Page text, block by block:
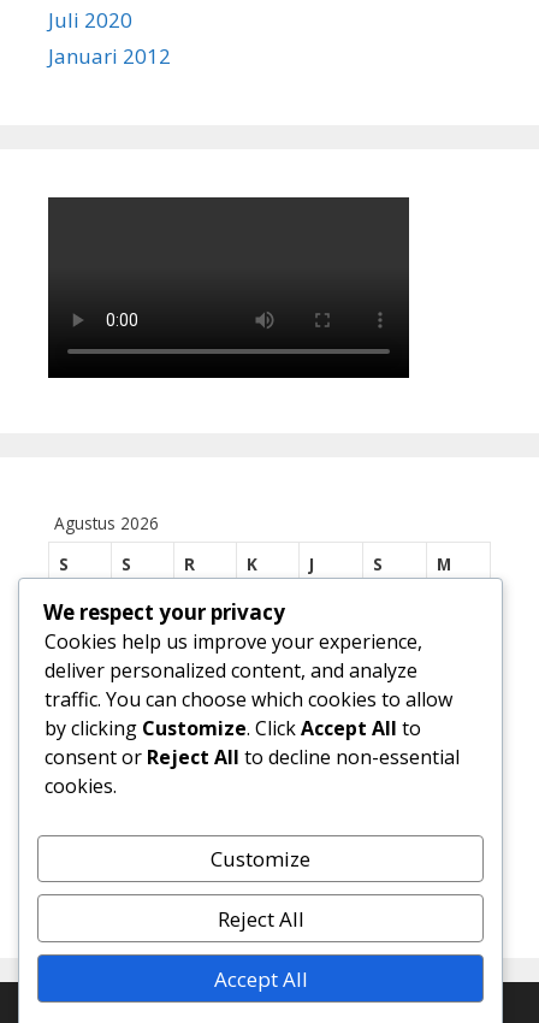
Juli 2020
Januari 2012
Agustus 2026
S
S R K J S
M
3
4 5 6 8
10
11 12 13 14 15
16
17
18 19 20 21 22
24
31
« Jul
We respect your privacy
Cookies help us improve your experience,
deliver personalized content, and analyze
traffic. You can choose which cookies to allow
by clicking Customize. ClickAccept All to
consent or Reject All to decline non-essential
cookies.
Customize
Reject All
Accept All